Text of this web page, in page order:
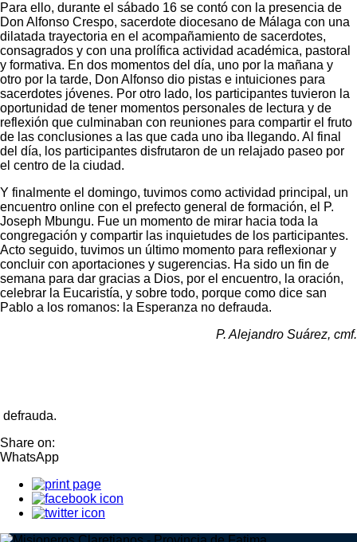
Para ello, durante el sábado 16 se contó con la presencia de
Don Alfonso Crespo, sacerdote diocesano de Málaga con una
dilatada trayectoria en el acompañamiento de sacerdotes,
consagrados y con una prolífica actividad académica, pastoral
y formativa. En dos momentos del día, uno por la mañana y
otro por la tarde, Don Alfonso dio pistas e intuiciones para
sacerdotes jóvenes. Por otro lado, los participantes tuvieron la
oportunidad de tener momentos personales de lectura y de
reflexión que culminaban con reuniones para compartir el fruto
de las conclusiones a las que cada uno iba llegando. Al final
del día, los participantes disfrutaron de un relajado paseo por
el centro de la ciudad.
Y finalmente el domingo, tuvimos como actividad principal, un
encuentro online con el prefecto general de formación, el P.
Joseph Mbungu. Fue un momento de mirar hacia toda la
congregación y compartir las inquietudes de los participantes.
Acto seguido, tuvimos un último momento para reflexionar y
concluir con aportaciones y sugerencias. Ha sido un fin de
semana para dar gracias a Dios, por el encuentro, la oración,
celebrar la Eucaristía, y sobre todo, porque como dice san
Pablo a los romanos: la Esperanza no defrauda.
P. Alejandro Suárez, cmf.
defrauda.
Share on:
WhatsApp